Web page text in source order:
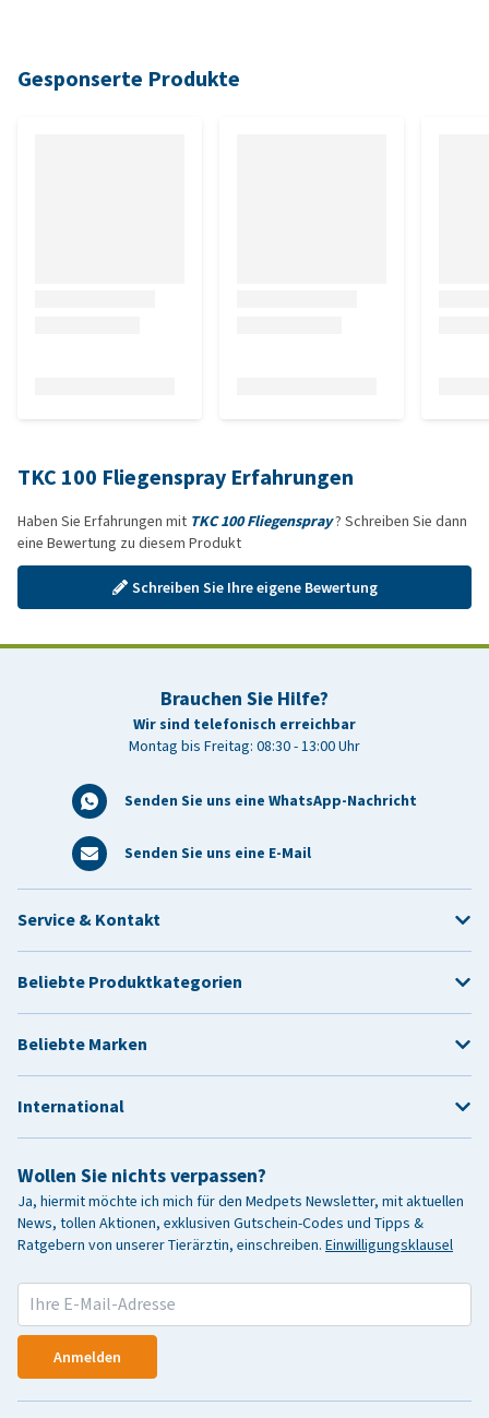
Gesponserte Produkte
TKC 100 Fliegenspray Erfahrungen
Haben Sie Erfahrungen mit TKC 100 Fliegenspray? Schreiben Sie dann
eine Bewertung zu diesem Produkt
Schreiben Sie Ihre eigene Bewertung
Brauchen Sie Hilfe?
Wir sind telefonisch erreichbar
Montag bis Freitag: 08:30 - 13:00 Uhr
Senden Sie uns eine WhatsApp-Nachricht
Senden Sie uns eine E-Mail
Wollen Sie nichts verpassen?
Ja, hiermit möchte ich mich für den Medpets Newsletter, mit aktuellen
News, tollen Aktionen, exklusiven Gutschein-Codes und Tipps &
Ratgebern von unserer Tierärztin, einschreiben. Einwilligungsklausel
Anmelden
Service & Kontakt
Beliebte Produktkategorien
Beliebte Marken
International